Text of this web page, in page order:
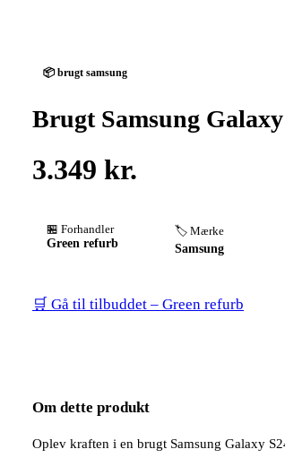
📦 brugt samsung
Brugt Samsung
3.349 kr.
🏪 Forhandler
Green refurb
🏷️ Mærke
Samsung
🛒 Gå til tilbuddet – Green refurb
Om dette produkt
Oplev kraften i en brugt Samsung Galaxy